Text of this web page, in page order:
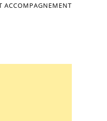
ACCOMPAGNEMENT